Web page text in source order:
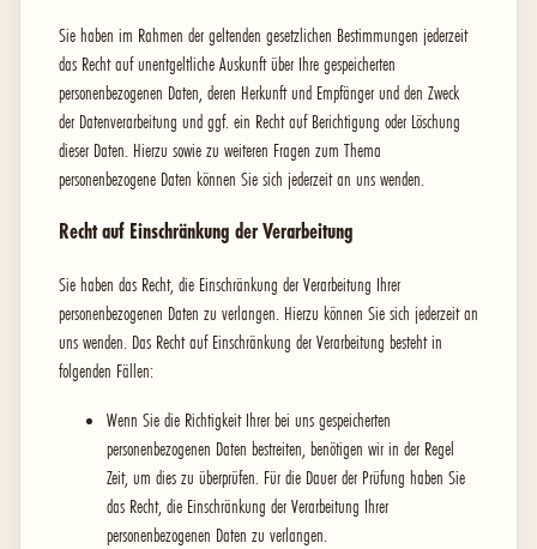
Sie haben im Rahmen der geltenden gesetzlichen Bestimmungen jederzeit
das Recht auf unentgeltliche Auskunft über Ihre gespeicherten
personenbezogenen Daten, deren Herkunft und Empfänger und den Zweck
der Datenverarbeitung und ggf. ein Recht auf Berichtigung oder Löschung
dieser Daten. Hierzu sowie zu weiteren Fragen zum Thema
personenbezogene Daten können Sie sich jederzeit an uns wenden.
Recht auf Einschränkung der Verarbeitung
Sie haben das Recht, die Einschränkung der Verarbeitung Ihrer
personenbezogenen Daten zu verlangen. Hierzu können Sie sich jederzeit an
uns wenden. Das Recht auf Einschränkung der Verarbeitung besteht in
folgenden Fällen:
Wenn Sie die Richtigkeit Ihrer bei uns gespeicherten
personenbezogenen Daten bestreiten, benötigen wir in der Regel
Zeit, um dies zu überprüfen. Für die Dauer der Prüfung haben Sie
das Recht, die Einschränkung der Verarbeitung Ihrer
personenbezogenen Daten zu verlangen.